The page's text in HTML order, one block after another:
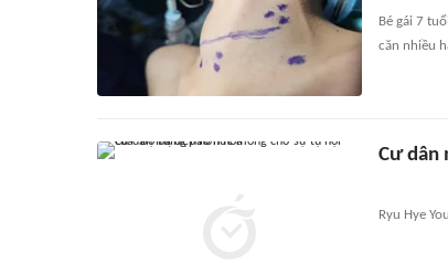
Bé gái 7
căn nhiều
Cư dân
Ryu Hye